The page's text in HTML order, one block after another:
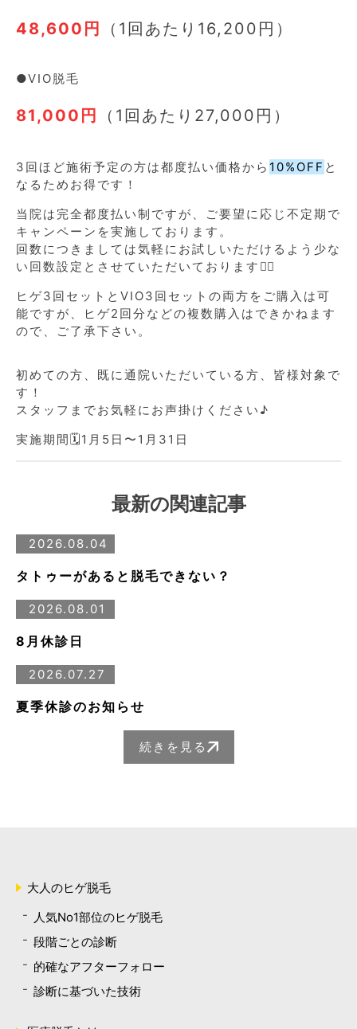
48,600円 （1回あたり16,200円）
●VIO脱毛
81,000円 （1回あたり27,000円）
3回ほど施術予定の方は都度払い価格から 10%OFF と
なるためお得です！
当院は完全都度払い制ですが、ご要望に応じ不定期で
キャンペーンを実施しております。
回数につきましては気軽にお試しいただけるよう少な
い回数設定とさせていただいております🙇‍♀️
ヒゲ3回セットとVIO3回セットの両方をご購入は可
能ですが、ヒゲ2回分などの複数購入はできかねます
ので、ご了承下さい。
初めての方、既に通院いただいている方、皆様対象で
す！
スタッフまでお気軽にお声掛けください♪
実施期間🗓️1月5日〜1月31日
最新の関連記事
2026.08.04
タトゥーがあると脱毛できない？
2026.08.01
8月休診日
2026.07.27
夏季休診のお知らせ
続きを見る
大人のヒゲ脱毛
人気No1部位のヒゲ脱毛
段階ごとの診断
的確なアフターフォロー
診断に基づいた技術